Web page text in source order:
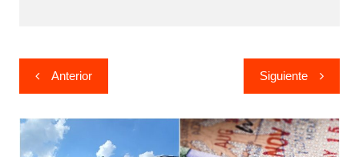
Navegación
de
entradas
Anterior Siguiente